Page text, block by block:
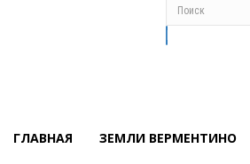
ГЛАВНАЯ ЗЕМЛИ ВЕРМЕНТИНО